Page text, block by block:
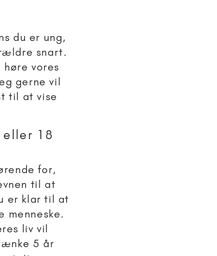
du er ung,
snart.
vores
gerne vil
til at vise
18
for,
til at
er klar til at
menneske.
liv vil
5 år